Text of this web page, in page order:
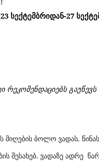
23 სექტემბრიდან-27
რეკომენდაციებს გაუწევს
მიღების ბოლო ვადას.
შესახებ. ვადაზე ადრე